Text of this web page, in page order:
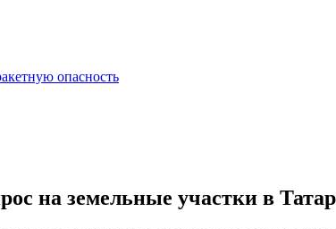
опасность
на земельные участки в